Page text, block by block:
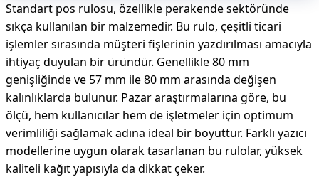
Standart pos rulosu, özellikle perakende sektöründe
sıkça kullanılan bir malzemedir. Bu rulo, çeşitli ticari
işlemler sırasında müşteri fişlerinin yazdırılması amacıyla
ihtiyaç duyulan bir üründür. Genellikle 80 mm
genişliğinde ve 57 mm ile 80 mm arasında değişen
kalınlıklarda bulunur. Pazar araştırmalarına göre, bu
ölçü, hem kullanıcılar hem de işletmeler için optimum
verimliliği sağlamak adına ideal bir boyuttur. Farklı yazıcı
modellerine uygun olarak tasarlanan bu rulolar, yüksek
kaliteli kağıt yapısıyla da dikkat çeker.